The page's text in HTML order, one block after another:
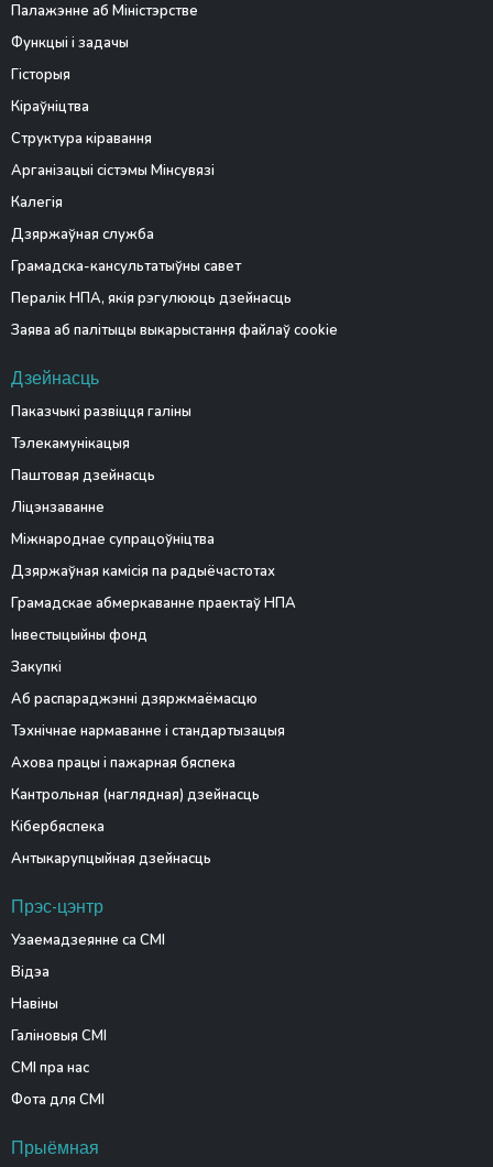
Палажэнне аб Міністэрстве
Функцыі і задачы
Гісторыя
Кіраўніцтва
Структура кіравання
Арганізацыі сістэмы Мінсувязі
Калегія
Дзяржаўная служба
Грамадска-кансультатыўны савет
Пералік НПА, якія рэгулююць дзейнасць
Заява аб палітыцы выкарыстання файлаў cookie
Дзейнасць
Паказчыкі развіцця галіны
Тэлекамунікацыя
Паштовая дзейнасць
Ліцэнзаванне
Міжнароднае супрацоўніцтва
Дзяржаўная камісія па радыёчастотах
Грамадскае абмеркаванне праектаў НПА
Інвестыцыйны фонд
Закупкі
Аб распараджэнні дзяржмаёмасцю
Тэхнічнае нармаванне і стандартызацыя
Ахова працы і пажарная бяспека
Кантрольная (наглядная) дзейнасць
Кібербяспека
Антыкарупцыйная дзейнасць
Прэс-цэнтр
Узаемадзеянне са СМІ
Відэа
Навіны
Галіновыя СМІ
СМІ пра нас
Фота для СМІ
Прыёмная